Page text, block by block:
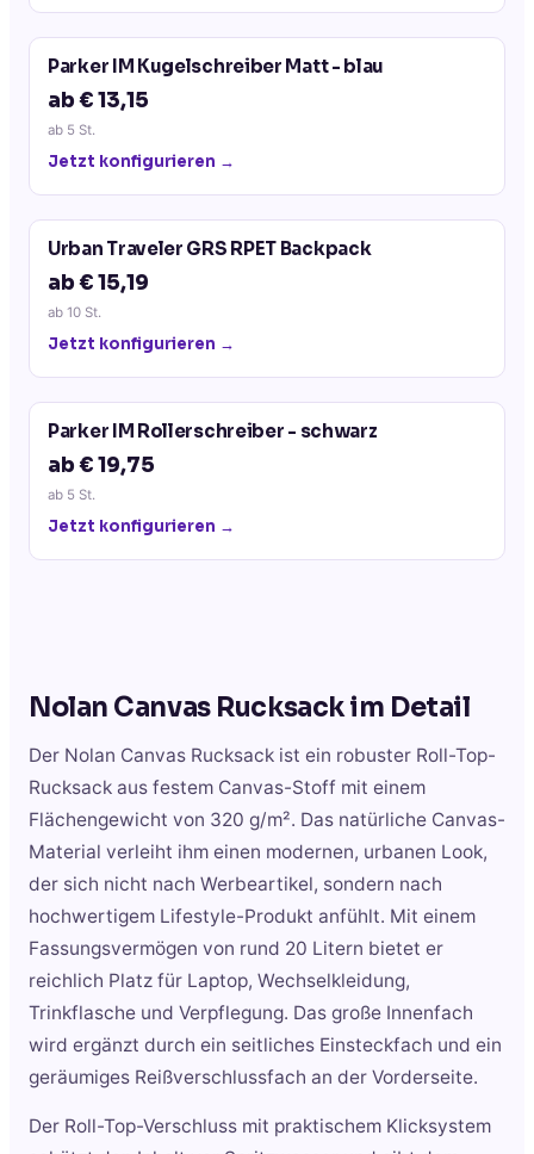
Parker IM Kugelschreiber Matt - blau
ab € 13,15
ab 5 St.
Jetzt konfigurieren →
Urban Traveler GRS RPET Backpack
ab € 15,19
ab 10 St.
Jetzt konfigurieren →
Parker IM Rollerschreiber - schwarz
ab € 19,75
ab 5 St.
Jetzt konfigurieren →
Nolan Canvas Rucksackim Detail
Der Nolan Canvas Rucksack ist ein robuster Roll-Top-
Rucksack aus festem Canvas-Stoff mit einem
Flächengewicht von 320 g/m². Das natürliche Canvas-
Material verleiht ihm einen modernen, urbanen Look,
der sich nicht nach Werbeartikel, sondern nach
hochwertigem Lifestyle-Produkt anfühlt. Mit einem
Fassungsvermögen von rund 20 Litern bietet er
reichlich Platz für Laptop, Wechselkleidung,
Trinkflasche und Verpflegung. Das große Innenfach
wird ergänzt durch ein seitliches Einsteckfach und ein
geräumiges Reißverschlussfach an der Vorderseite.
Der Roll-Top-Verschluss mit praktischem Klicksystem